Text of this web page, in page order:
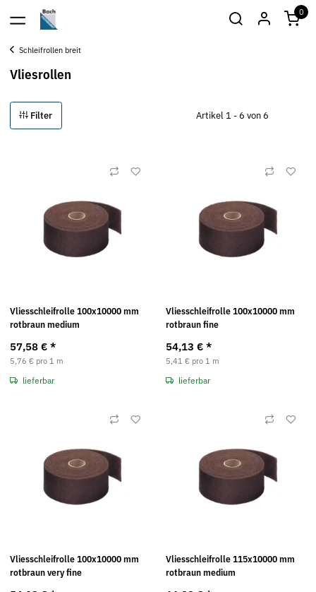
0
Schleifrollen breit
Vliesrollen
Filter Artikel 1 - 6 von 6
Vliesschleifrolle 100x10000 mm
rotbraun medium
57,58 € *
5,76 € pro 1 m
lieferbar
Vliesschleifrolle 100x10000 mm
rotbraun fine
54,13 € *
5,41 € pro 1 m
lieferbar
Vliesschleifrolle 100x10000 mm
rotbraun very fine
Vliesschleifrolle 115x10000 mm
rotbraun medium